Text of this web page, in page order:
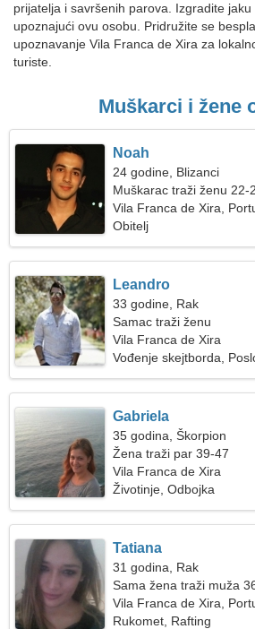
prijatelja i savršenih parova. Izgradite
upoznajući ovu osobu. Pridružite se
upoznavanje Vila Franca de Xira za
turiste.
Muškarci i žene
Noah
24 godine, Blizanci
Muškarac traži ženu 22-
Vila Franca de Xira,
Obitelj
Leandro
33 godine, Rak
Samac traži ženu
Vila Franca de Xira
Vođenje skejtborda,
Gabriela
35 godina, Škorpion
Žena traži par 39-47
Vila Franca de Xira
Životinje, Odbojka
Tatiana
31 godina, Rak
Sama žena traži muža
Vila Franca de Xira,
Rukomet, Rafting